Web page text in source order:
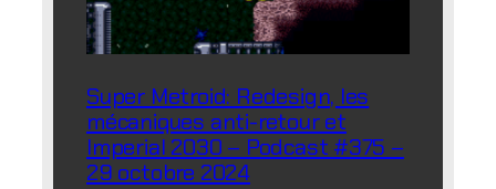
Super Metroid: Redesign, les
mécaniques anti-retour et
Imperial 2030 – Podcast #375 –
29 octobre 2024